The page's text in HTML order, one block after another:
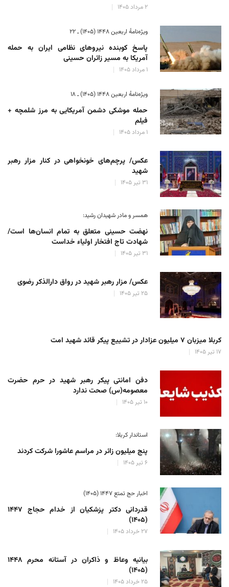
۲ مرداد ۱۴۰۵
ویژه‌نامهٔ اربعین ۱۴۴۸ (۱۴۰۵) ـ ۲۲
پاسخ کوبنده نیروهای نظامی ایران به حمله
آمریکا به مسیر زائران حسینی
۱ مرداد ۱۴۰۵
ویژه‌نامهٔ اربعین ۱۴۴۸ (۱۴۰۵) ـ ۱۸
حمله موشکی دشمن آمریکایی به مرز شلمچه +
فیلم
۱ مرداد ۱۴۰۵
عکس/ پرچم‌های خونخواهی در کنار مزار رهبر
شهید
۳۱ تیر ۱۴۰۵
همسر و مادر شهیدان رشید:
نهضت حسینی متعلق به تمام انسان‌ها است/
شهادت تاج افتخار اولیاء خداست
۳۱ تیر ۱۴۰۵
عکس/ مزار رهبر شهید در رواق دارالذکر رضوی
۲۵ تیر ۱۴۰۵
کربلا میزبان ۷ میلیون عزادار در تشییع پیکر قائد شهید امت
۱۷ تیر ۱۴۰۵
دفن امانتی پیکر رهبر شهید در حرم حضرت
معصومه(س) صحت ندارد
۱۰ تیر ۱۴۰۵
استاندار کربلا:
پنج میلیون زائر در مراسم عاشورا شرکت کردند
۶ تیر ۱۴۰۵
اخبار حج تمتع ۱۴۴۷ (۱۴۰۵)
قدردانی دکتر پزشکیان از خدام حجاج ۱۴۴۷
(۱۴۰۵)
۲۷ خرداد ۱۴۰۵
بیانیه وعاظ و ذاکران در آستانه محرم ۱۴۴۸
(۱۴۰۵)
۲۵ خرداد ۱۴۰۵